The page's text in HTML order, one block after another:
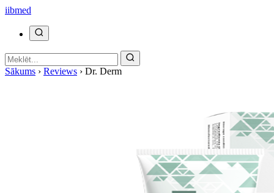
iibmed
Sākums › Reviews › Dr. Derm